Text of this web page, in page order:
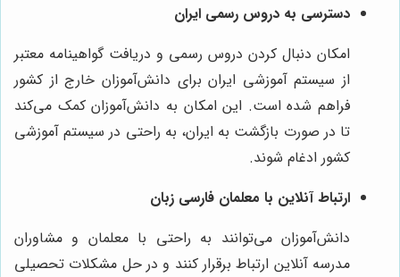
دسترسی به دروس رسمی ایران
امکان دنبال کردن دروس رسمی و دریافت گواهینامه معتبر
از سیستم آموزشی ایران برای دانش‌آموزان خارج از کشور
فراهم شده است. این امکان به دانش‌آموزان کمک می‌کند
تا در صورت بازگشت به ایران، به راحتی در سیستم آموزشی
کشور ادغام شوند.
ارتباط آنلاین با معلمان فارسی زبان
دانش‌آموزان می‌توانند به راحتی با معلمان و مشاوران
مدرسه آنلاین ارتباط برقرار کنند و در حل مشکلات تحصیلی